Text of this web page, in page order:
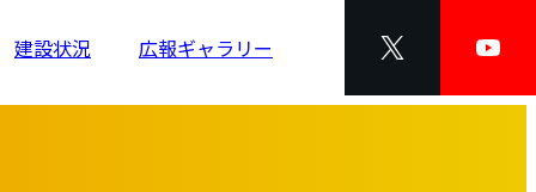
建設状況 広報ギャラリー